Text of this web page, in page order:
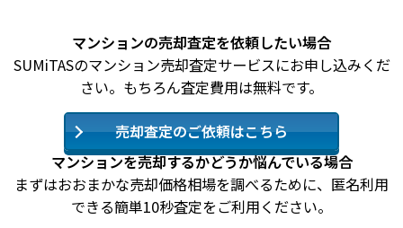
マンションの売却査定を依頼したい場合
SUMiTASのマンション売却査定サービスにお申し込みくだ
さい。もちろん査定費用は無料です。
売却査定のご依頼はこちら
マンションを売却するかどうか悩んでいる場合
まずはおおまかな売却価格相場を調べるために、匿名利用
できる簡単10秒査定をご利用ください。